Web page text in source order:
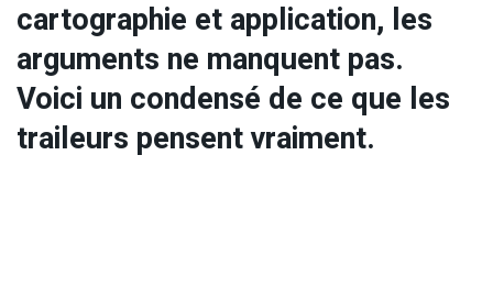
cartographie et application, les
arguments ne manquent pas.
Voici un condensé de ce que les
traileurs pensent vraiment.